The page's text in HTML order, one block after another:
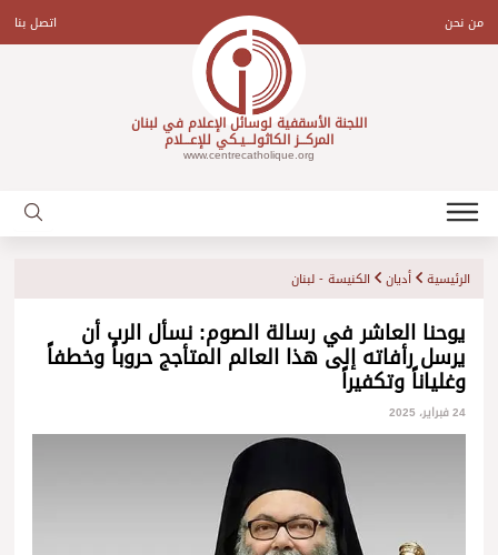
contentمن نحن اتصل بنا
اللجنة الأسقفية لوسائل الإعلام في لبنان
المركـــز الكاثولـــيـكي للإعـــلام
www.centrecatholique.org
الرئيسية أديان الكنيسة - لبنان
يوحنا العاشر في رسالة الصوم: نسأل الرب أن
يرسل رأفاته إلى هذا العالم المتأجج حروباً وخطفاً
وغلياناً وتكفيراً
24 فبراير، 2025